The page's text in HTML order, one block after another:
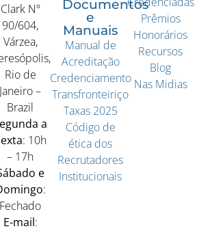
Clark Nº
90/604,
Várzea,
Rio de
Janeiro –
Brazil
a
: 10h
– 17h
e
:
Fechado
E-mail:
Documentos
e
Manuais
Manual de
Acreditação
Credenciamento
Transfronteiriço
Taxas 2025
Código de
ética dos
Recrutadores
Institucionais
Prêmios
Honorários
Recursos
Blog
Nas Midias